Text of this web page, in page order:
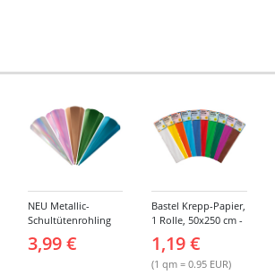
NEU Metallic-
Schultütenrohling
mit Steckverschluss,
6-eckig, 65 cm, 1
3,99 €
Bastel Krepp-Papier,
1 Rolle, 50x250 cm -
Verschiedene
Farbtöne
1,19 €
(1 qm = 0.95 EUR)